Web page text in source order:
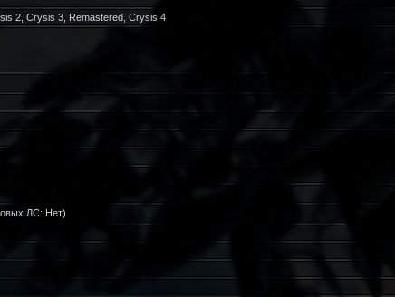
2, Crysis 3, Remastered, Crysis 4
ЛС: Нет)